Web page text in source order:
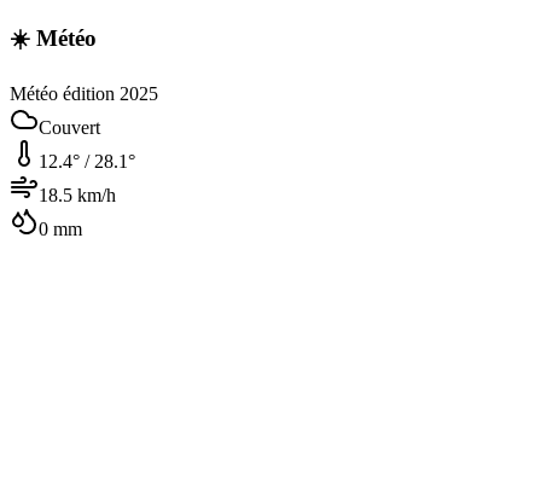
☀️ Météo
Météo édition 2025
Couvert
12.4° / 28.1°
18.5 km/h
0 mm